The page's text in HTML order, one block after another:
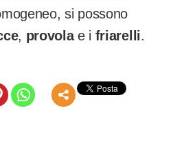
si possono
, provolae i friarelli.